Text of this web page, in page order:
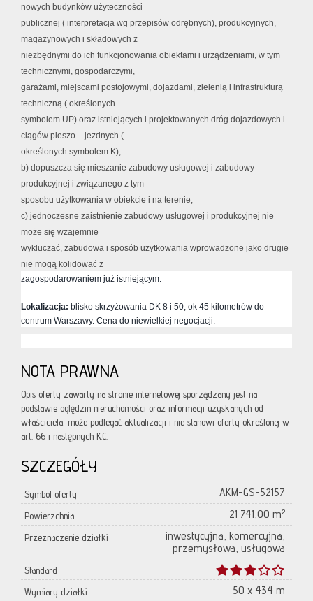
nowych budynków użyteczności
publicznej ( interpretacja wg przepisów odrębnych), produkcyjnych,
magazynowych i składowych z
niezbędnymi do ich funkcjonowania obiektami i urządzeniami, w tym
technicznymi, gospodarczymi,
garażami, miejscami postojowymi, dojazdami, zielenią i infrastrukturą
techniczną ( określonych
symbolem UP) oraz istniejących i projektowanych dróg dojazdowych i
ciągów pieszo – jezdnych (
określonych symbolem K),
b) dopuszcza się mieszanie zabudowy usługowej i zabudowy
produkcyjnej i związanego z tym
sposobu użytkowania w obiekcie i na terenie,
c) jednoczesne zaistnienie zabudowy usługowej i produkcyjnej nie
może się wzajemnie
wykluczać, zabudowa i sposób użytkowania wprowadzone jako drugie
nie mogą kolidować z
zagospodarowaniem już istniejącym.
Lokalizacja: blisko skrzyżowania DK 8 i 50; ok 45 kilometrów do
centrum Warszawy. Cena do niewielkiej negocjacji.
NOTA PRAWNA
Opis oferty zawarty na stronie internetowej sporządzany jest na
podstawie oględzin nieruchomości oraz informacji uzyskanych od
właściciela, może podlegać aktualizacji i nie stanowi oferty określonej w
art. 66 i następnych K.C.
SZCZEGÓŁY
Symbol oferty AKM-GS-52157
Powierzchnia 21 741,00 m²
Przeznaczenie działki
inwestycyjna, komercyjna,
przemysłowa, usługowa
Standard
Wymiary działki
50 x 434 m